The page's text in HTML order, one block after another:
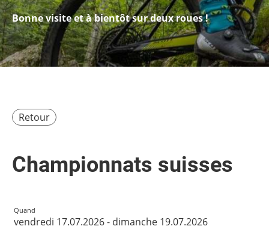
Bonne visite et à bientôt sur deux roues !
Retour
Championnats suisses
Quand
vendredi 17.07.2026 - dimanche 19.07.2026